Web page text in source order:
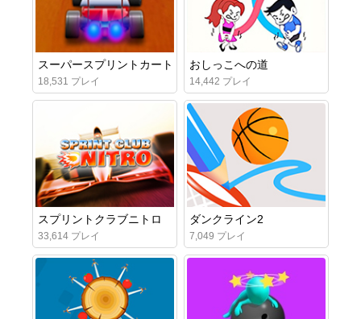
スーパースプリントカート
18,531 プレイ
おしっこへの道
14,442 プレイ
スプリントクラブニトロ
33,614 プレイ
ダンクライン2
7,049 プレイ